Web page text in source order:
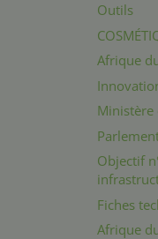
Outils
Afrique
Ministère
Objectif
Fiches
Afrique